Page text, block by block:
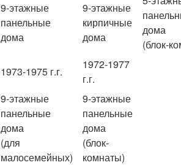
9-этажные
панельные
дома
9-этажные
кирпичные
дома
дома
(блок-
1973-1975 г.г.
1972-1977
г.г.
9-этажные
панельные
дома
(для
малосемейных)
9-этажные
панельные
дома
(блок-
комнаты)